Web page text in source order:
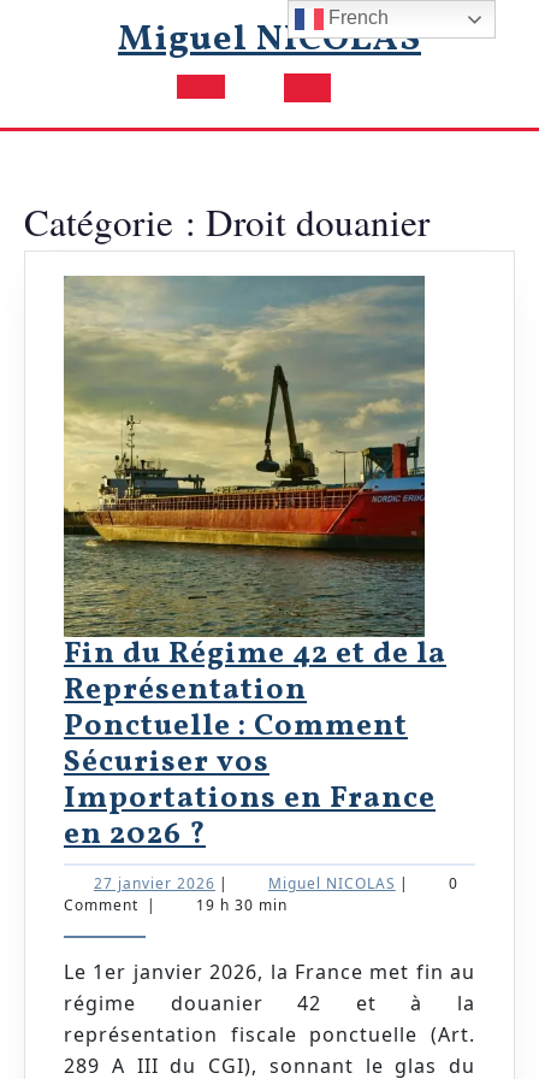
Miguel NICOLAS
Open
Catégorie : Droit douanier
Fin du Régime 42 et de la
Représentation
Ponctuelle : Comment
Sécuriser vos
Importations en France
en 2026 ?Fin
du
Régime
et
de
la
27 janvier 2026 27
janvier
Miguel NICOLAS Miguel 0
Comment
19 h 30 min
Le 1er janvier 2026, la France met fin au
régime douanier 42 et à la
représentation fiscale ponctuelle (Art.
289 A III du CGI), sonnant le glas du
French